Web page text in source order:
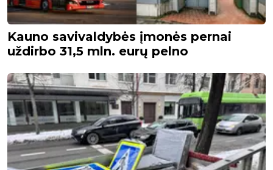
Kauno savivaldybės įmonės pernai
uždirbo 31,5 mln. eurų pelno